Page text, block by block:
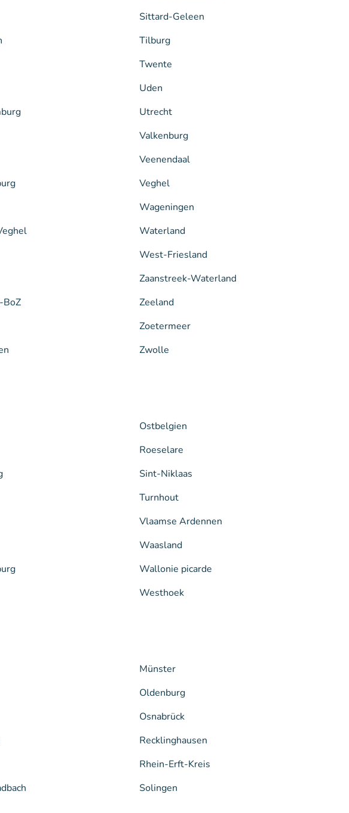
BoZ
Sittard-Geleen
Tilburg
Twente
Uden
Utrecht
Valkenburg
Veenendaal
Veghel
Wageningen
Waterland
West-Friesland
Zaanstreek-Waterland
Zeeland
Zoetermeer
Zwolle
Ostbelgien
Roeselare
Sint-Niklaas
Turnhout
Vlaamse Ardennen
Waasland
Wallonie picarde
Westhoek
Münster
Oldenburg
Osnabrück
Recklinghausen
Rhein-Erft-Kreis
Solingen